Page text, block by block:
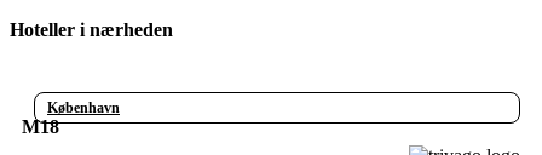
Hoteller i nærheden
København
M18